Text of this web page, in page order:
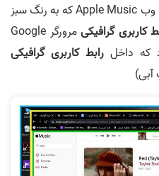
برنامه وب Apple Music که به رنگ سبز
کاربری گرافیکی
مرورگر Google
رابط کاربری گرافیکی